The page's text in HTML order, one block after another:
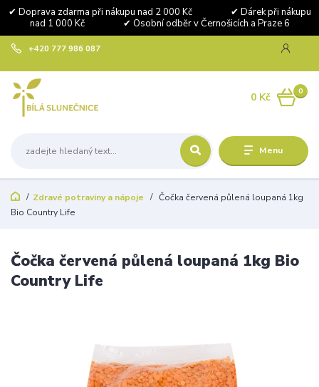
✔ Doprava zdarma při nákupu nad 2 000 Kč ✔ Dárek při nákupu
nad 1 000 Kč ✔ Osobní odběr v Černošicích a Praze 6
Menu
+420 777 986 087
0
0 Kč
Zdravé potraviny a nápoje
Čočka červená půlená loupaná 1kg
Bio Country Life
Čočka červená půlená loupaná 1kg Bio
Country Life